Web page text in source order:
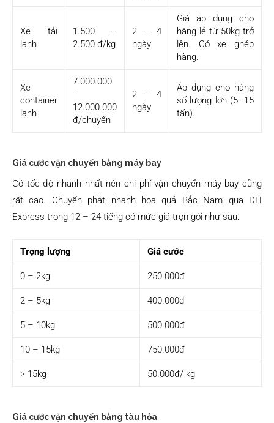
Xe tải
lạnh
1.500 –
2.500 đ/kg
2 – 4
ngày
Giá áp dụng cho
hàng lẻ từ 50kg trở
lên. Có xe ghép
hàng.
Xe
container
lạnh
7.000.000
–
12.000.000
đ/chuyến
2 – 4
ngày
Áp dụng cho hàng
số lượng lớn (5–15
tấn).
Giá cước vận chuyển bằng máy bay
Có tốc độ nhanh nhất nên chi phí vận chuyển máy bay cũng
rất cao. Chuyển phát nhanh hoa quả Bắc Nam qua DH
Express trong 12 – 24 tiếng có mức giá trọn gói như sau:
Trọng lượng Giá cước
0 – 2kg 250.000đ
2 – 5kg 400.000đ
5 – 10kg 500.000đ
10 – 15kg 750.000đ
> 15kg 50.000đ/ kg
Giá cước vận chuyển bằng tàu hỏa